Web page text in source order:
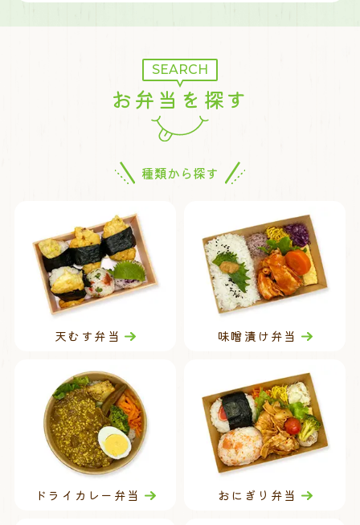
SEARCH
お弁当を探す
種類から探す
天むす弁当 味噌漬け弁当
ドライカレー弁当 おにぎり弁当